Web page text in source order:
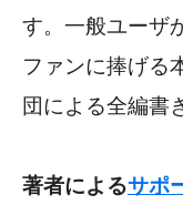
す。一般ユーザ
ファンに捧げる
団による全編書
著者によるサポ